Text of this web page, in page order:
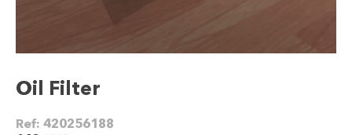
Oil Filter
Ref: 420256188